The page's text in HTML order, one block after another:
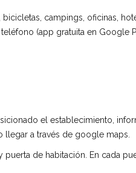
campings, oficinas,
(app gratuita en Google
el establecimiento,
a través de google maps.
de habitación. En cada